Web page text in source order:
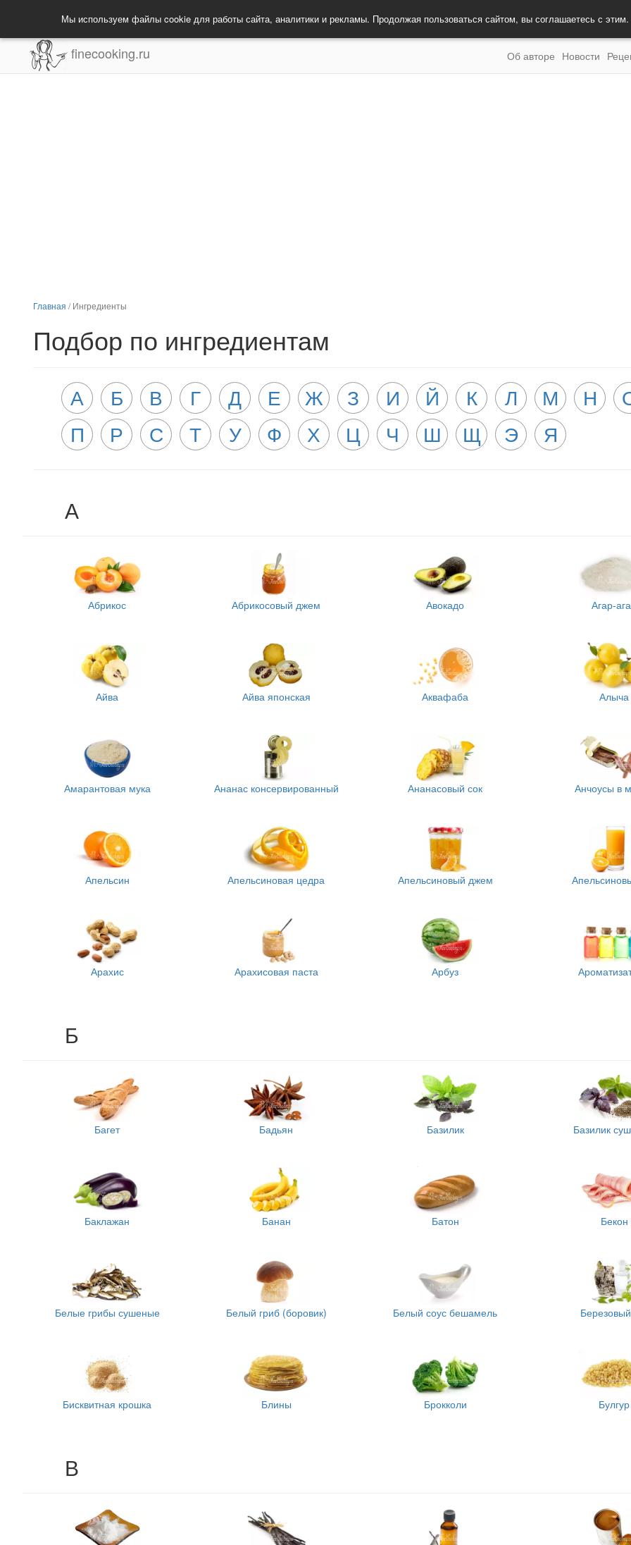
Мы используем файлы cookie для работы сайта, аналитики и рекламы. Продолжая пользоваться сайтом, вы соглашаетесь с этим.
finecooking.ru Об авторе Новости
Главная /Ингредиенты
Подбор по ингредиентам
А Б В Г Д Е Ж З И Й К Л М Н
П
Р С Т У Ф Х Ц Ч Ш Щ Э Я
А
Абрикос Абрикосовый джем Авокадо Агар-
Айва Айва японская Аквафаба Алыча
Амарантовая мука Ананас консервированный Ананасовый сок Анчоусы в
Апельсин Апельсиновая цедра Апельсиновый джем
Арахис Арахисовая паста Арбуз
Б
Багет Бадьян Базилик Базилик
Баклажан Банан Батон Бекон
Белые грибы сушеные Белый гриб (боровик) Белый соус бешамель
Бисквитная крошка Блины Брокколи Булгур
В